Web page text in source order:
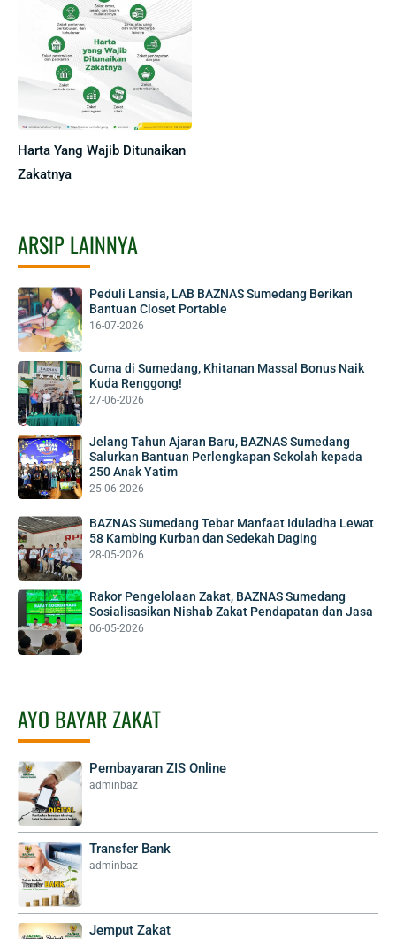
Harta Yang Wajib Ditunaikan
Zakatnya
ARSIP LAINNYA
Peduli Lansia, LAB BAZNAS Sumedang Berikan
Bantuan Closet Portable
16-07-2026
Cuma di Sumedang, Khitanan Massal Bonus Naik
Kuda Renggong!
27-06-2026
Jelang Tahun Ajaran Baru, BAZNAS Sumedang
Salurkan Bantuan Perlengkapan Sekolah kepada
250 Anak Yatim
25-06-2026
BAZNAS Sumedang Tebar Manfaat Iduladha Lewat
58 Kambing Kurban dan Sedekah Daging
28-05-2026
Rakor Pengelolaan Zakat, BAZNAS Sumedang
Sosialisasikan Nishab Zakat Pendapatan dan Jasa
06-05-2026
AYO BAYAR ZAKAT
Pembayaran ZIS Online
adminbaz
Transfer Bank
adminbaz
Jemput Zakat